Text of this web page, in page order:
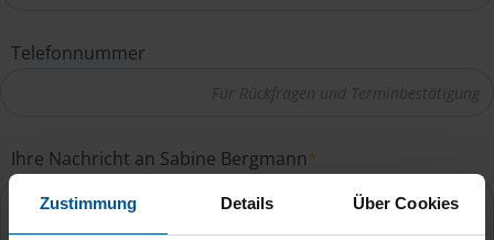
Zustimmung Details Über Cookies
Telefonnummer
Ihre Nachricht an Sabine Bergmann*